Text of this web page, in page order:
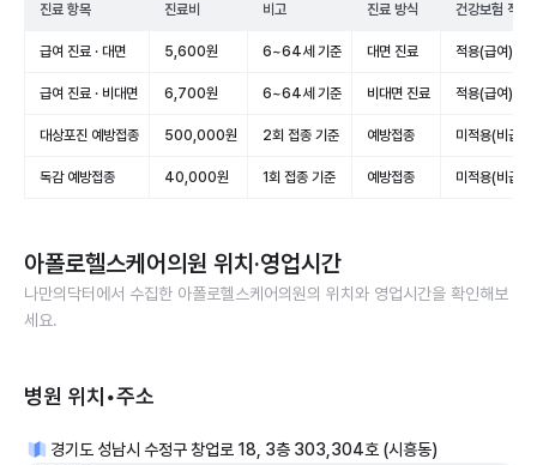
진료 항목 진료비 비고 진료 방식 건강보험 적용
급여 진료 · 대면 5,600원 6~64세 기준 대면 진료 적용(급여)
급여 진료 · 비대면 6,700원 6~64세 기준 비대면 진료 적용(급여)
대상포진 예방접종 500,000원 2회 접종 기준 예방접종 미적용(비급여)
독감 예방접종 40,000원 1회 접종 기준 예방접종 미적용(비급여)
아폴로헬스케어의원 위치·영업시간
나만의닥터에서 수집한 아폴로헬스케어의원의 위치와 영업시간을 확인해보
세요.
병원 위치•주소
경기도 성남시 수정구 창업로 18, 3층 303,304호 (시흥동)